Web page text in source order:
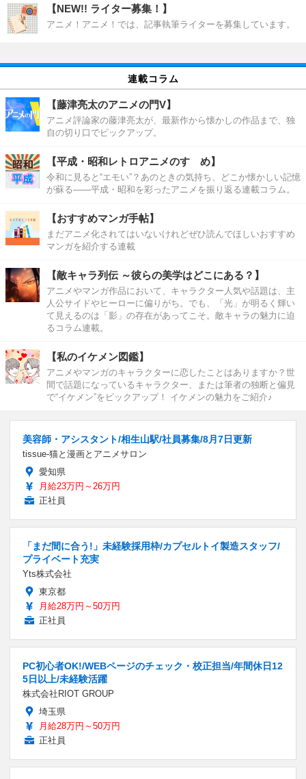
【NEW!! ライター募集！】
アニメ！アニメ！では、記事執筆ライターを募集しています。
連載コラム
【藤津亮太のアニメの門V】
アニメ評論家の藤津亮太が、最新作から懐かしの作品まで、独
自の切り口でピックアップ。
【平成・昭和レトロアニメのすゝめ】
令和に見ると“エモい”？あのときの気持ち、どこか懐かしい記憶
が蘇る――平成・昭和を彩ったアニメを振り返る連載コラム。
【おすすめマンガ手帖】
まだアニメ化されてはいないけれどぜひ読んでほしいおすすめ
マンガを紹介する連載
【敵キャラ列伝 ～彼らの美学はどこにある？】
アニメやマンガ作品において、キャラクター人気や話題は、主
人公サイドやヒーローに偏りがち。でも、「光」が明るく輝い
て見えるのは「影」の存在があってこそ。敵キャラの魅力に迫
るコラム連載。
【私のイケメン図鑑】
アニメやマンガのキャラクターに恋したことはありますか？世
間で話題になっているキャラクター、または筆者の独断と偏見
で“イケメン”をピックアップ！ イケメンの魅力をご紹介♪
美容師・アシスタント/相生山駅/社員募集/8月7日更新
tissue-猫と漫画とアニメサロン
愛知県
月給23万円～26万円
正社員
「まだ間に合う!」未経験採用枠/カプセルトイ製造スタッフ/
プライベート充実
Yts株式会社
東京都
月給28万円～50万円
正社員
PC初心者OK!/WEBページのチェック・校正担当/年間休日12
5日以上/未経験活躍
株式会社RIOT GROUP
埼玉県
月給28万円～50万円
正社員